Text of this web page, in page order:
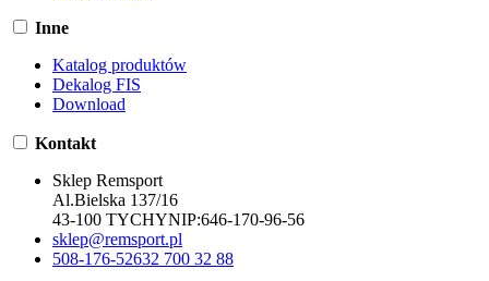
Inne
Katalog produktów
Dekalog FIS
Download
Kontakt
Sklep Remsport
Al.Bielska 137/16
43-100 TYCHYNIP:646-170-96-56
sklep@remsport.pl
508-176-52632 700 32 88